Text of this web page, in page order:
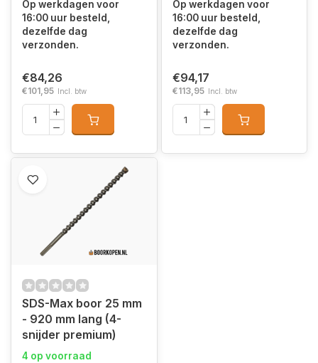
Op werkdagen voor
16:00 uur besteld,
dezelfde dag
verzonden.
€84,26
€101,95 Incl. btw
Op werkdagen voor
16:00 uur besteld,
dezelfde dag
verzonden.
€94,17
€113,95 Incl. btw
SDS-Max boor 25 mm
- 920 mm lang (4-
snijder premium)
4 op voorraad